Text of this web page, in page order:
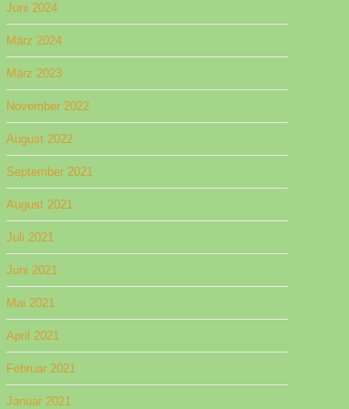
Juni 2024
März 2024
März 2023
November 2022
August 2022
September 2021
August 2021
Juli 2021
Juni 2021
Mai 2021
April 2021
Februar 2021
Januar 2021